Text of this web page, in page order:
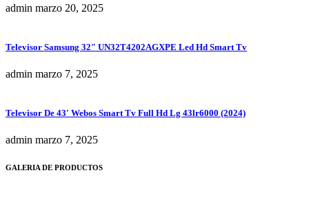
admin marzo 20, 2025
Televisor Samsung 32″ UN32T4202AGXPE Led Hd Smart Tv
admin marzo 7, 2025
Televisor De 43′ Webos Smart Tv Full Hd Lg 43lr6000 (2024)
admin marzo 7, 2025
GALERIA DE PRODUCTOS